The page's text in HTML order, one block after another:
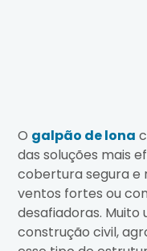
O galpão de lona
das soluções mais
cobertura segura e
ventos fortes ou
desafiadoras.
construção civil,